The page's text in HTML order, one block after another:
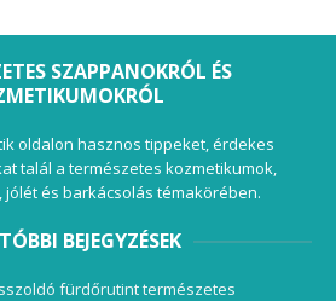
SZAPPANOKRÓL ÉS
oldalon hasznos tippeket, érdekes
talál a természetes kozmetikumok,
és barkácsolás témakörében.
BEJEGYZÉSEK
fürdőrutint természetes